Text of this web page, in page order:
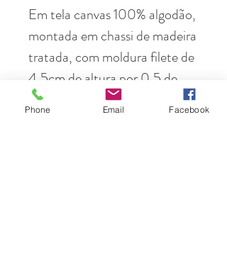
Em tela canvas 100% algodão,
montada em chassi de madeira
tratada, com moldura filete de
4,5cm de altura por 0,5 de
perfil. Preta, branca ou
Phone Email Facebook